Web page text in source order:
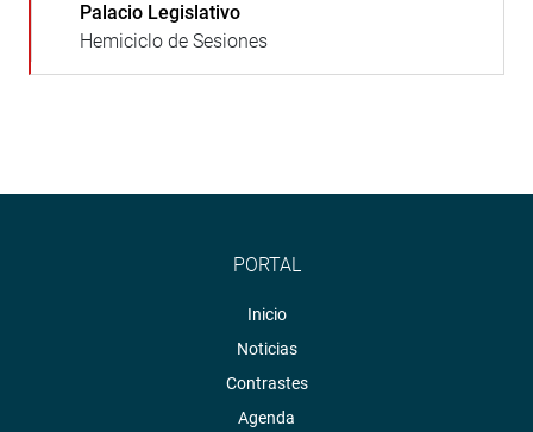
Palacio Legislativo
Hemiciclo de Sesiones
PORTAL
Inicio
Noticias
Contrastes
Agenda